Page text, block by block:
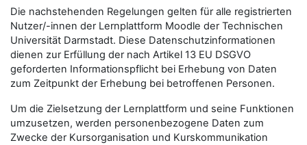
Die nachstehenden Regelungen gelten für alle registrierten
Nutzer/-innen der Lernplattform Moodle der Technischen
Universität Darmstadt. Diese Datenschutzinformationen
dienen zur Erfüllung der nach Artikel 13 EU DSGVO
geforderten Informationspflicht bei Erhebung von Daten
zum Zeitpunkt der Erhebung bei betroffenen Personen.
Um die Zielsetzung der Lernplattform und seine Funktionen
umzusetzen, werden personenbezogene Daten zum
Zwecke der Kursorganisation und Kurskommunikation